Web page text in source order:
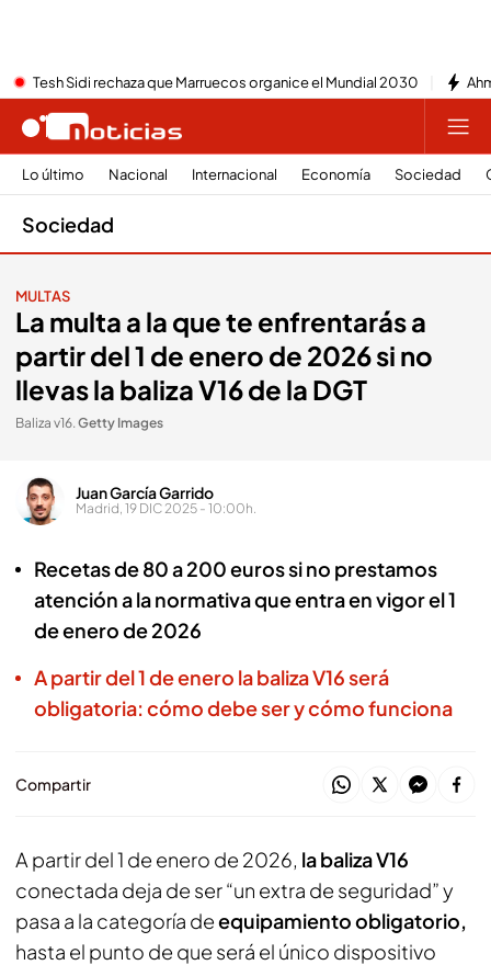
Tesh Sidi rechaza que Marruecos organice el Mundial 2030
Lo último Nacional Internacional Economía Sociedad
Sociedad
MULTAS
La multa a la que te enfrentarás a
partir del 1 de enero de 2026 si no
llevas la baliza V16 de la DGT
Baliza v16.Getty Images
Juan García Garrido
Madrid, 19 DIC 2025 - 10:00h.
Recetas de 80 a 200 euros si no prestamos
atención a la normativa que entra en vigor el 1
de enero de 2026
A partir del 1 de enero la baliza V16 será
obligatoria: cómo debe ser y cómo funciona
Compartir
A partir del 1 de enero de 2026, la baliza V16
conectada deja de ser “un extra de seguridad” y
pasa a la categoría deequipamiento obligatorio,
hasta el punto de que será el único dispositivo